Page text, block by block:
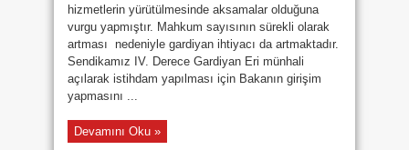
hizmetlerin yürütülmesinde aksamalar olduğuna
vurgu yapmıştır. Mahkum sayısının sürekli olarak
artması nedeniyle gardiyan ihtiyacı da artmaktadır.
Sendikamız IV. Derece Gardiyan Eri münhali
açılarak istihdam yapılması için Bakanın girişim
yapmasını ...
Devamını Oku »